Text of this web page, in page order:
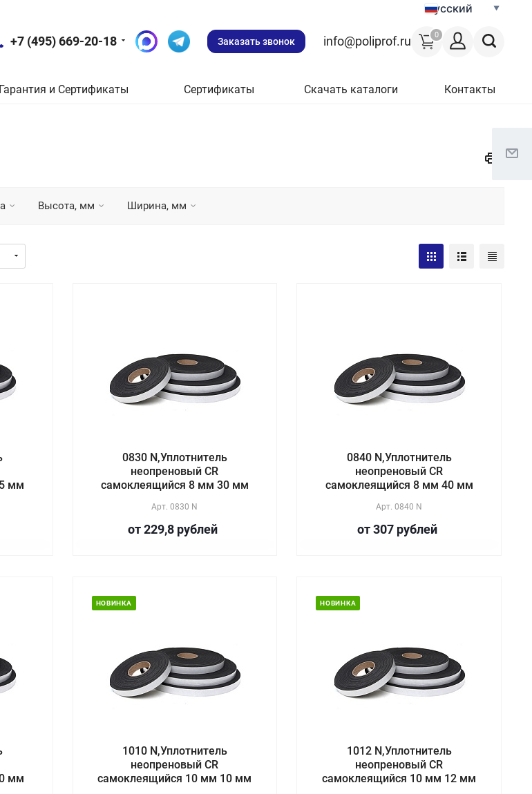
Русский
0
+7 (495) 669-20-18 Заказать звонок info@poliprof.ru
Гарантия и Сертификаты Сертификаты Скачать каталоги Контакты
Высота, мм Ширина, мм
мм
0830 N,Уплотнитель
неопреновый CR
самоклеящийся 8 мм 30 мм
Арт.0830 N
от 229,8 рублей
0840 N,Уплотнитель
неопреновый CR
самоклеящийся 8 мм 40 мм
Арт.0840 N
от 307 рублей
мм
НОВИНКА
1010 N,Уплотнитель
неопреновый CR
самоклеящийся 10 мм 10 мм
НОВИНКА
1012 N,Уплотнитель
неопреновый CR
самоклеящийся 10 мм 12 мм